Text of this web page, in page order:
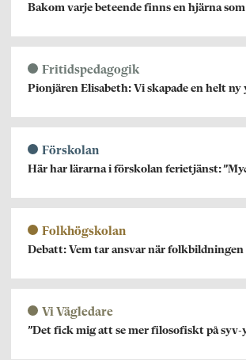
Bakom varje beteende finns en hjärna
Fritidspedagogik
Pionjären Elisabeth: Vi skapade en helt ny
Förskolan
Här har lärarna i förskolan ferietjänst:
Folkhögskolan
Debatt: Vem tar ansvar när
Vi Vägledare
”Det fick mig att se mer filosofiskt på syv-